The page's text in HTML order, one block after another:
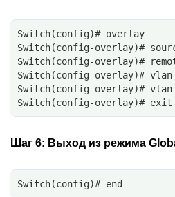
Switch(config)# overlay
Switch(config-overlay)#
Switch(config-overlay)#
Switch(config-overlay)# vlan
Switch(config-overlay)# vlan
Switch(config-overlay)# exit
Шаг 6: Выход из режима
Switch(config)# end